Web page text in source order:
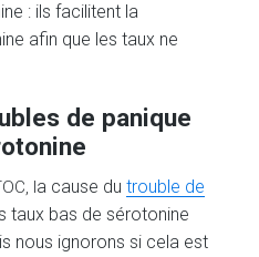
: ils facilitent la
afin que les taux ne
de panique
la cause dutrouble de
taux bas de sérotonine
nous ignorons si cela est